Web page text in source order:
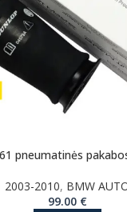
pneumatinės
2003-2010, BMW
99.00 €